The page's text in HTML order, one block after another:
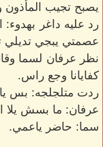
يصبح تجيب المأذون
رد عليه داغر
عصمتي يبجي تديلي
نظر عرفان لسما
كفايانا وجع راس.
ردت متلجلجه: بس
عرفان: ما بسش يلا
سما: حاضر ياعمي.